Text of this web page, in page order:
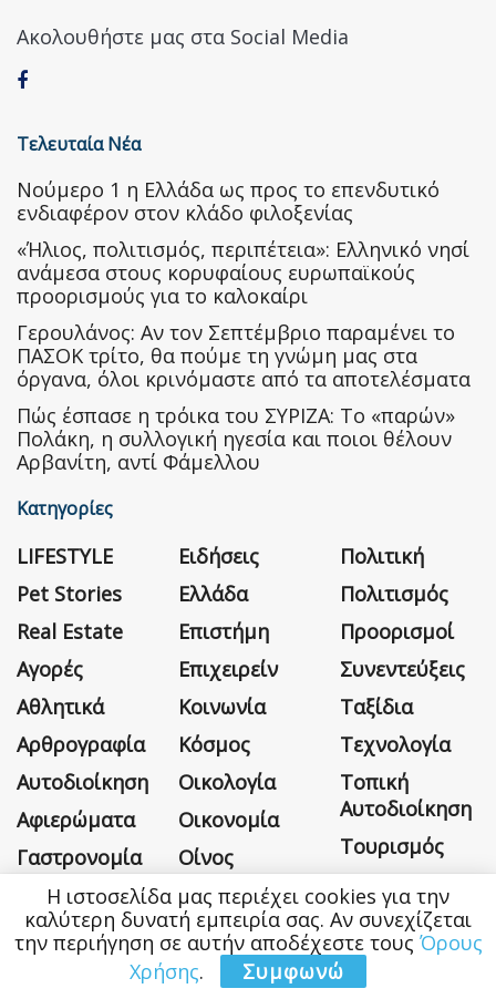
Ακολουθήστε μας στα Social Media
Τελευταία Νέα
Nούμερο 1 η Ελλάδα ως προς το επενδυτικό
ενδιαφέρον στον κλάδο φιλοξενίας
«Ήλιος, πολιτισμός, περιπέτεια»: Ελληνικό νησί
ανάμεσα στους κορυφαίους ευρωπαϊκούς
προορισμούς για το καλοκαίρι
Γερουλάνος: Αν τον Σεπτέμβριο παραμένει το
ΠΑΣΟΚ τρίτο, θα πούμε τη γνώμη μας στα
όργανα, όλοι κρινόμαστε από τα αποτελέσματα
Πώς έσπασε η τρόικα του ΣΥΡΙΖΑ: Το «παρών»
Πολάκη, η συλλογική ηγεσία και ποιοι θέλουν
Αρβανίτη, αντί Φάμελλου
Κατηγορίες
LIFESTYLE
Pet Stories
Real Estate
Αγορές
Αθλητικά
Αρθρογραφία
Αυτοδιοίκηση
Αφιερώματα
Γαστρονομία
Δικαιοσύνη –
ΟΠΕΔ
Ειδήσεις
Ελλάδα
Επιστήμη
Επιχειρείν
Κοινωνία
Κόσμος
Οικολογία
Οικονομία
Οίνος
Περιβάλλον
Περιφέρεια
Πολιτική
Πολιτισμός
Προορισμοί
Συνεντεύξεις
Ταξίδια
Τεχνολογία
Τοπική
Αυτοδιοίκηση
Τουρισμός
Υγεία
Χωρίς
Κατηγορία
Η ιστοσελίδα μας περιέχει cookies για την
καλύτερη δυνατή εμπειρία σας. Αν συνεχίζεται
την περιήγηση σε αυτήν αποδέχεστε τους Όρους
Χρήσης. Συμφωνώ